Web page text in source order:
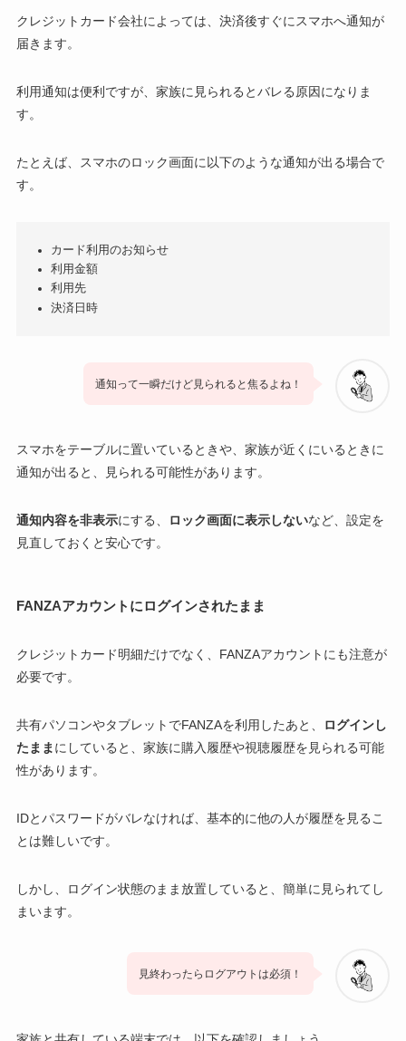
クレジットカード会社によっては、決済後すぐにスマホへ通知が
届きます。
利用通知は便利ですが、家族に見られるとバレる原因になりま
す。
たとえば、スマホのロック画面に以下のような通知が出る場合で
す。
カード利用のお知らせ
利用金額
利用先
決済日時
通知って一瞬だけど見られると焦るよね！
スマホをテーブルに置いているときや、家族が近くにいるときに
通知が出ると、見られる可能性があります。
通知内容を非表示にする、 ロック画面に表示しないなど、設定を
見直しておくと安心です。
FANZAアカウントにログインされたまま
クレジットカード明細だけでなく、FANZAアカウントにも注意が
必要です。
共有パソコンやタブレットでFANZAを利用したあと、
ログインし
たまま にしていると、家族に購入履歴や視聴履歴を見られる可能
性があります。
IDとパスワードがバレなければ、基本的に他の人が履歴を見るこ
とは難しいです。
しかし、ログイン状態のまま放置していると、簡単に見られてし
まいます。
見終わったらログアウトは必須！